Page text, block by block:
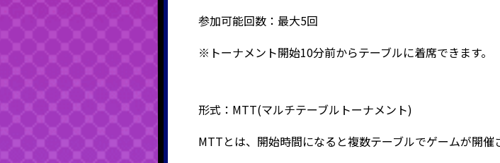
参加可能回数：最大5回
※トーナメント開始10分前からテーブルに着席できます。
形式：MTT(マルチテーブルトーナメント)
MTTとは、開始時間になると複数テーブルでゲームが開催